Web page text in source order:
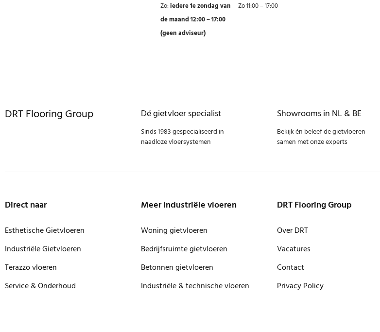
Zo:iedere 1e zondag van
de maand 12:00 – 17:00
(geen adviseur)
Zo 11:00 – 17:00
DRT Flooring Group Dé gietvloer specialist
Sinds 1983 gespecialiseerd in
naadloze vloersystemen
Showrooms in NL & BE
Bekijk én beleef de gietvloeren
samen met onze experts
Direct naar
Esthetische Gietvloeren
Industriële Gietvloeren
Terazzo vloeren
Service & Onderhoud
Meer industriële vloeren
Woning gietvloeren
Bedrijfsruimte gietvloeren
Betonnen gietvloeren
Industriële & technische vloeren
DRT Flooring Group
Over DRT
Vacatures
Contact
Privacy Policy